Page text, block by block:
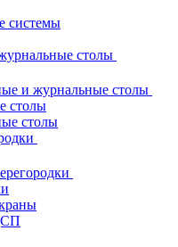
системы
столы
и журнальные столы
столы
столы